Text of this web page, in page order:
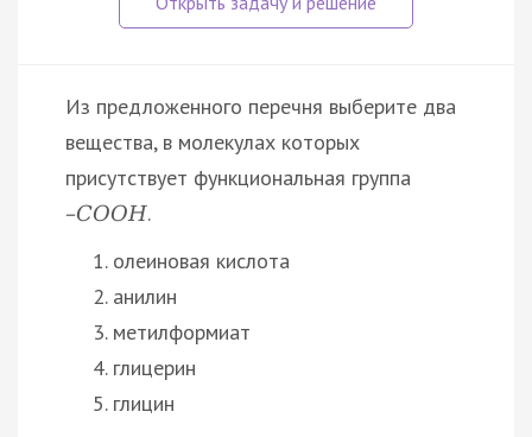
Из предложенного перечня выберите два
вещества, в молекулах которых
присутствует функциональная группа
–СООН.
олеиновая кислота
анилин
метилформиат
глицерин
глицин